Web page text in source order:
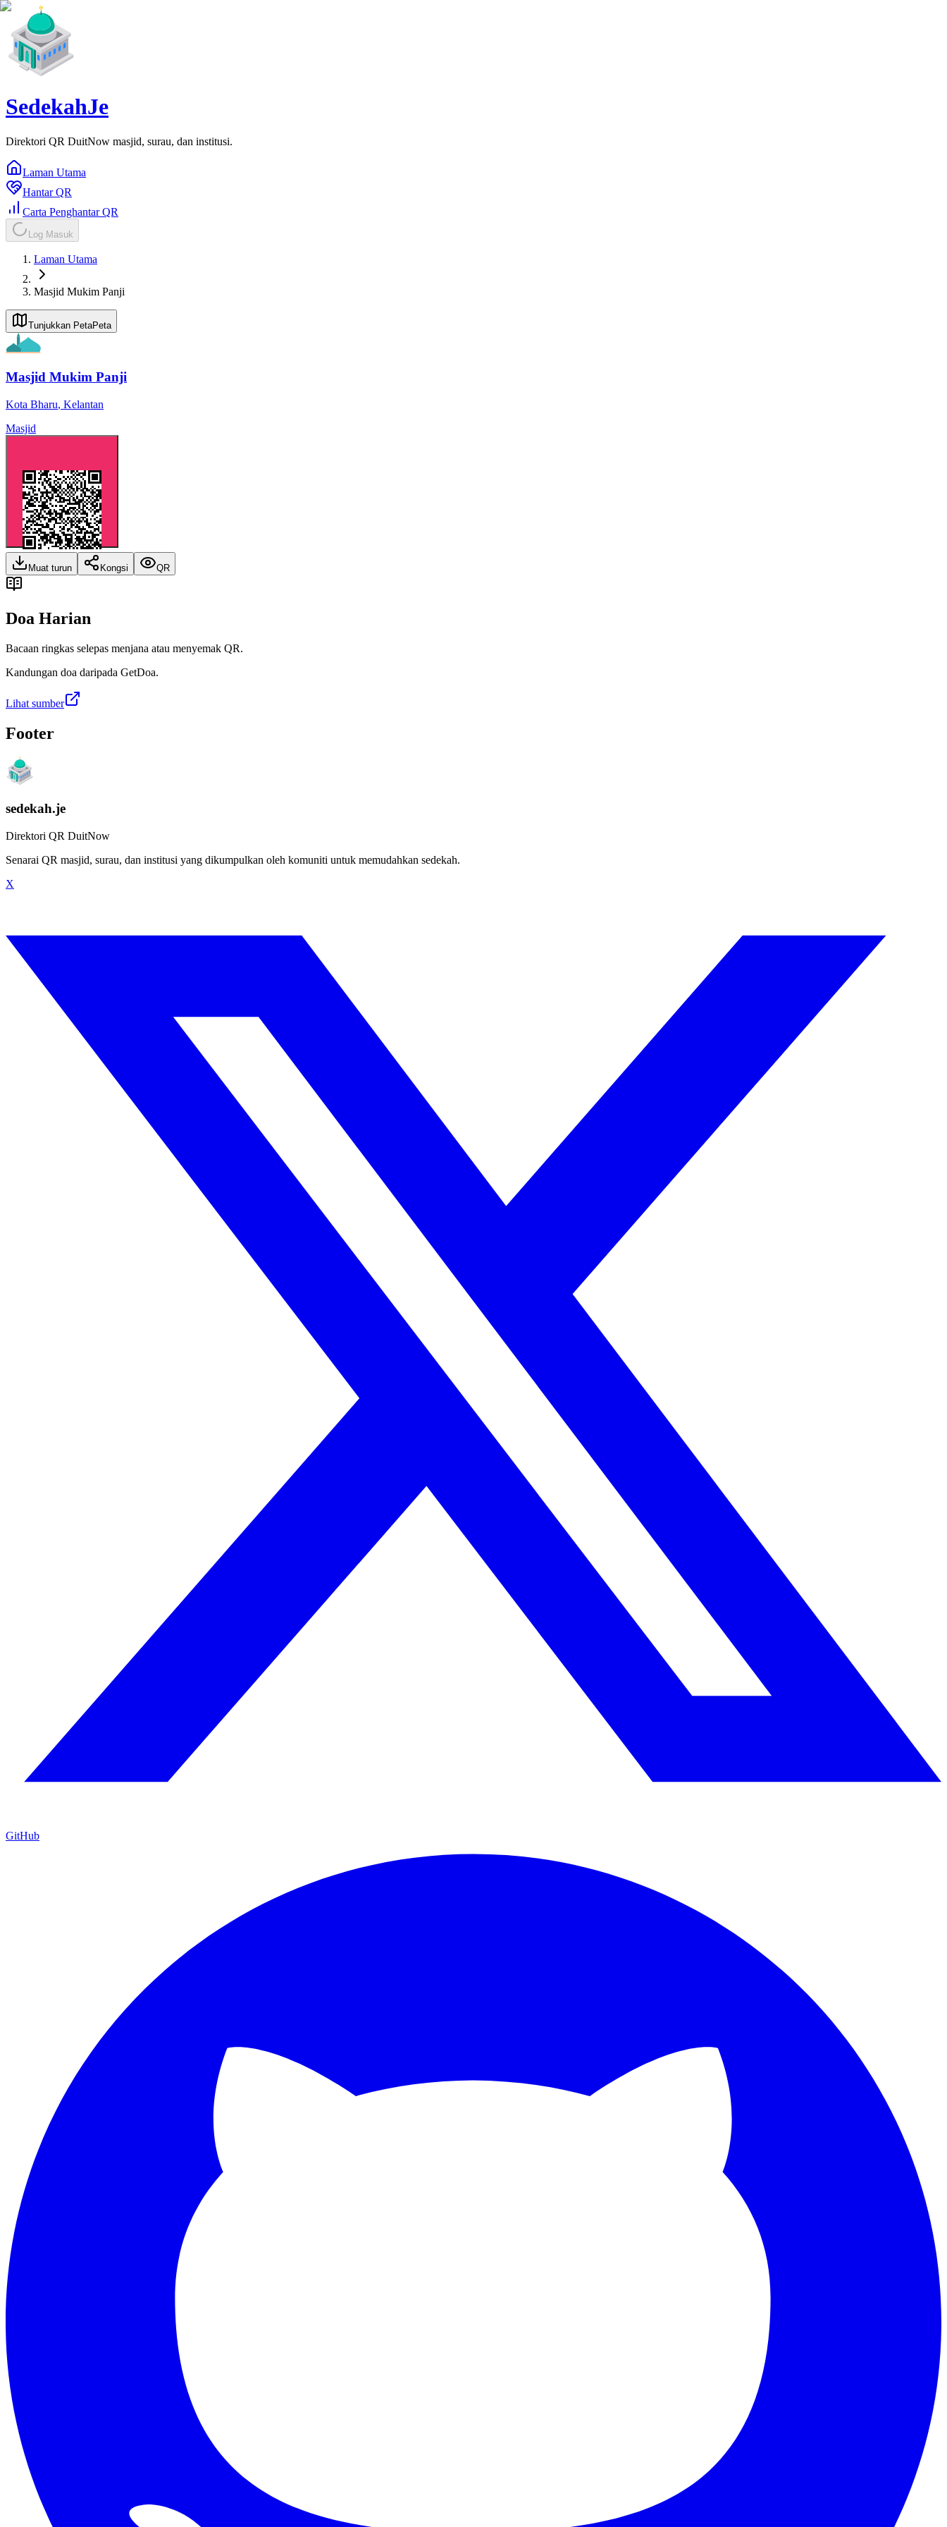
SedekahJe
Direktori QR DuitNow masjid, surau, dan institusi.
Laman Utama
Hantar QR
Carta Penghantar QR
Log Masuk
Laman Utama
Masjid Mukim Panji
Tunjukkan PetaPeta
Masjid Mukim Panji
Kota Bharu, Kelantan
Masjid
Muat turun Kongsi QR
Doa Harian
Bacaan ringkas selepas menjana atau menyemak QR.
Kandungan doa daripada GetDoa.
Lihat sumber
Footer
sedekah.je
Direktori QR DuitNow
Senarai QR masjid, surau, dan institusi yang dikumpulkan oleh komuniti untuk memudahkan sedekah.
X
GitHub